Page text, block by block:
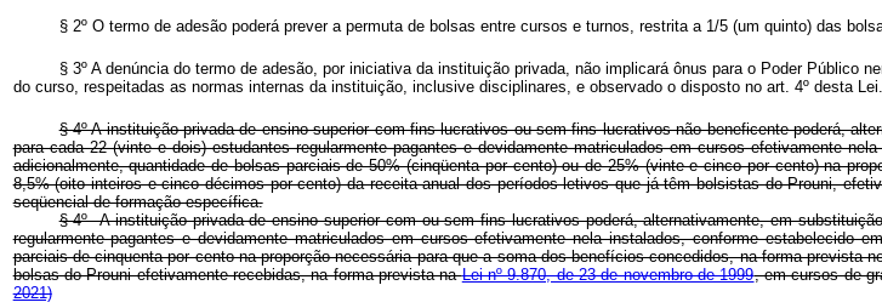
§ 2º O termo de adesão poderá prever a permuta de bolsas entre cursos e turnos, restrita a 1/5 (um quinto) das
§ 3º A denúncia do termo de adesão, por iniciativa da instituição privada, não implicará ônus para o Poder
do curso, respeitadas as normas internas da instituição, inclusive disciplinares, e observado o disposto no art. 4º desta Lei.
§ 4º A instituição privada de ensino superior com fins lucrativos ou sem fins lucrativos não beneficente poderá,
para cada 22 (vinte e dois) estudantes regularmente pagantes e devidamente matriculados em cursos efetivamente
adicionalmente, quantidade de bolsas parciais de 50% (cinqüenta por cento) ou de 25% (vinte e cinco por cento) na
8,5% (oito inteiros e cinco décimos por cento) da receita anual dos períodos letivos que já têm bolsistas do Prouni,
seqüencial de formação específica.
§ 4º A instituição privada de ensino superior com ou sem fins lucrativos poderá, alternativamente, em
regularmente pagantes e devidamente matriculados em cursos efetivamente nela instalados, conforme estabelecido
parciais de cinquenta por cento na proporção necessária para que a soma dos benefícios concedidos, na forma
bolsas do Prouni efetivamente recebidas, na forma prevista naLei nº 9.870, de 23 de novembro de 1999, em cursos de
2021)